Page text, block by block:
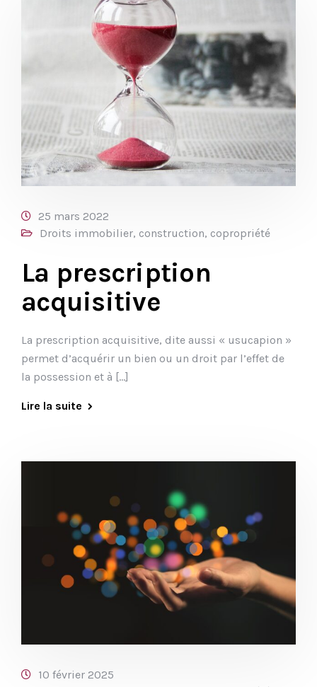
25 mars 2022
Droits immobilier, construction, copropriété
La prescription
acquisitive
La prescription acquisitive, dite aussi « usucapion »
permet d’acquérir un bien ou un droit par l’effet de
la possession et à […]
Lire la suite
10 février 2025